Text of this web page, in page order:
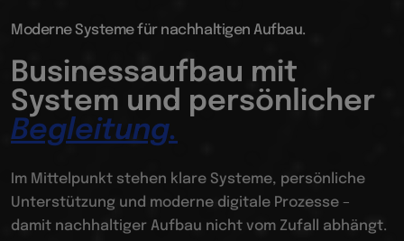
Moderne Systeme für nachhaltigen Aufbau.
Businessaufbau mit
System und persönlicher
Begleitung.
Im Mittelpunkt stehen klare Systeme, persönliche
Unterstützung und moderne digitale Prozesse –
damit nachhaltiger Aufbau nicht vom Zufall abhängt.